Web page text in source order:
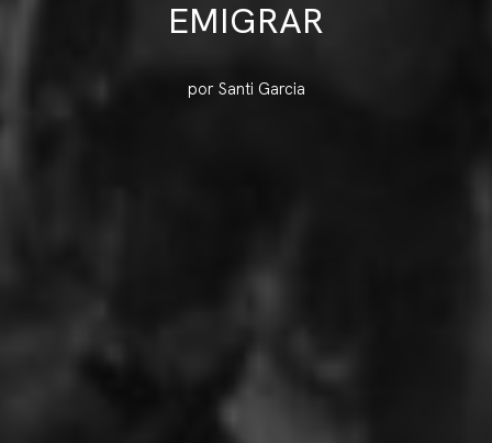
EMIGRAR
por Santi Garcia